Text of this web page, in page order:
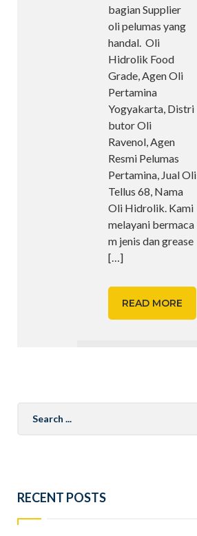
bagian Supplier
oli pelumas yang
handal. Oli
Hidrolik Food
Grade, Agen Oli
Pertamina
Yogyakarta, Distri
butor Oli
Ravenol, Agen
Resmi Pelumas
Pertamina, Jual Oli
Tellus 68, Nama
Oli Hidrolik. Kami
melayani bermaca
m jenis dan grease
[…]
READ MORE
for:
RECENT POSTS